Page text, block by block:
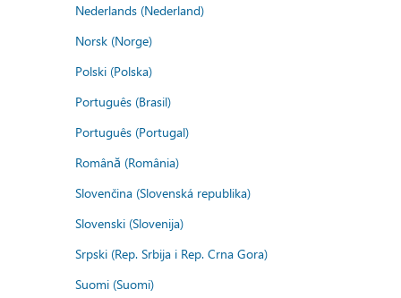
Nederlands (Nederland)
Norsk (Norge)
Polski (Polska)
Português (Brasil)
Português (Portugal)
Română (România)
Slovenčina (Slovenská republika)
Slovenski (Slovenija)
Srpski (Rep. Srbija i Rep. Crna Gora)
Suomi (Suomi)